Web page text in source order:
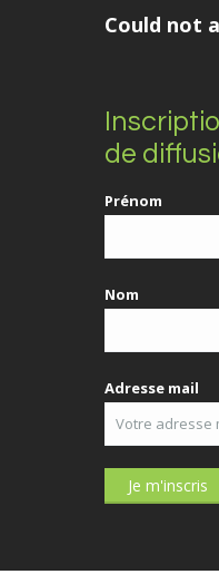
Could not
de
Prénom
Nom
Adresse mail